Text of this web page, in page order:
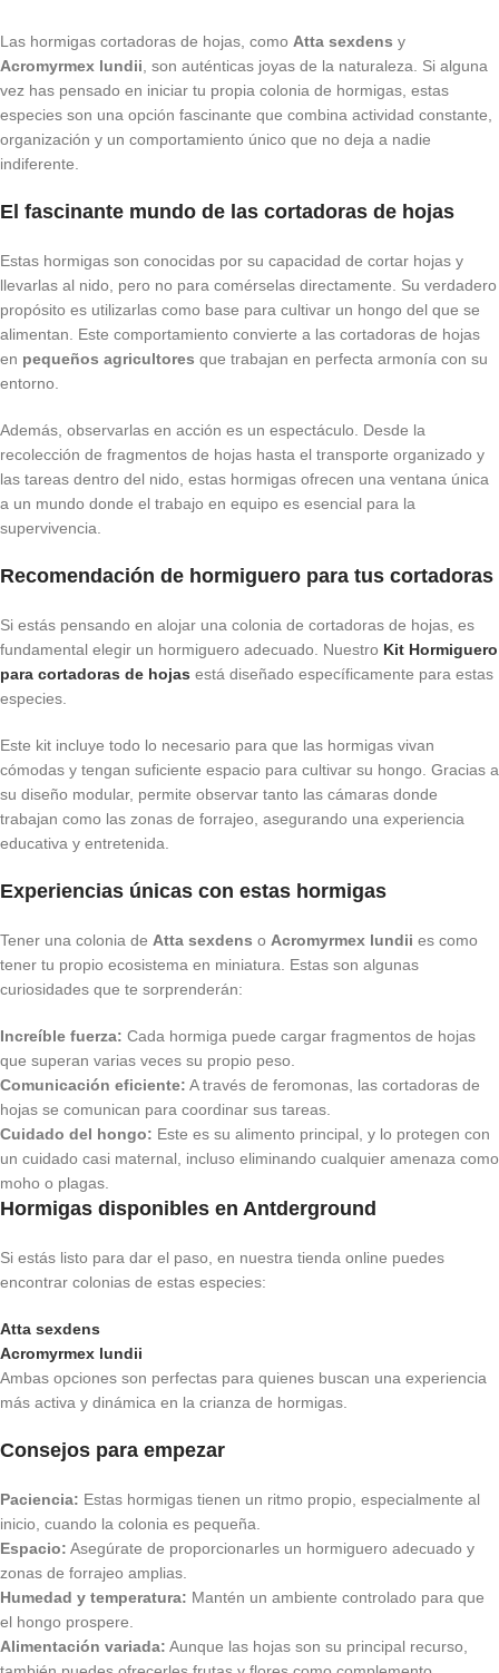
Las hormigas cortadoras de hojas, como Atta sexdens y
Acromyrmex lundii, son auténticas joyas de la naturaleza. Si alguna
vez has pensado en iniciar tu propia colonia de hormigas, estas
especies son una opción fascinante que combina actividad constante,
organización y un comportamiento único que no deja a nadie
indiferente.
El fascinante mundo de las cortadoras de hojas
Estas hormigas son conocidas por su capacidad de cortar hojas y
llevarlas al nido, pero no para comérselas directamente. Su verdadero
propósito es utilizarlas como base para cultivar un hongo del que se
alimentan. Este comportamiento convierte a las cortadoras de hojas
en pequeños agricultores que trabajan en perfecta armonía con su
entorno.
Además, observarlas en acción es un espectáculo. Desde la
recolección de fragmentos de hojas hasta el transporte organizado y
las tareas dentro del nido, estas hormigas ofrecen una ventana única
a un mundo donde el trabajo en equipo es esencial para la
supervivencia.
Recomendación de hormiguero para tus cortadoras
Si estás pensando en alojar una colonia de cortadoras de hojas, es
fundamental elegir un hormiguero adecuado. Nuestro Kit Hormiguero
para cortadoras de hojas está diseñado específicamente para estas
especies.
Este kit incluye todo lo necesario para que las hormigas vivan
cómodas y tengan suficiente espacio para cultivar su hongo. Gracias a
su diseño modular, permite observar tanto las cámaras donde
trabajan como las zonas de forrajeo, asegurando una experiencia
educativa y entretenida.
Experiencias únicas con estas hormigas
Tener una colonia de Atta sexdens o Acromyrmex lundii es como
tener tu propio ecosistema en miniatura. Estas son algunas
curiosidades que te sorprenderán:
Increíble fuerza: Cada hormiga puede cargar fragmentos de hojas
que superan varias veces su propio peso.
Comunicación eficiente: A través de feromonas, las cortadoras de
hojas se comunican para coordinar sus tareas.
Cuidado del hongo: Este es su alimento principal, y lo protegen con
un cuidado casi maternal, incluso eliminando cualquier amenaza como
moho o plagas.
Hormigas disponibles en Antderground
Si estás listo para dar el paso, en nuestra tienda online puedes
encontrar colonias de estas especies:
Atta sexdens
Acromyrmex lundii
Ambas opciones son perfectas para quienes buscan una experiencia
más activa y dinámica en la crianza de hormigas.
Consejos para empezar
Paciencia: Estas hormigas tienen un ritmo propio, especialmente al
inicio, cuando la colonia es pequeña.
Espacio: Asegúrate de proporcionarles un hormiguero adecuado y
zonas de forrajeo amplias.
Humedad y temperatura: Mantén un ambiente controlado para que
el hongo prospere.
Alimentación variada: Aunque las hojas son su principal recurso,